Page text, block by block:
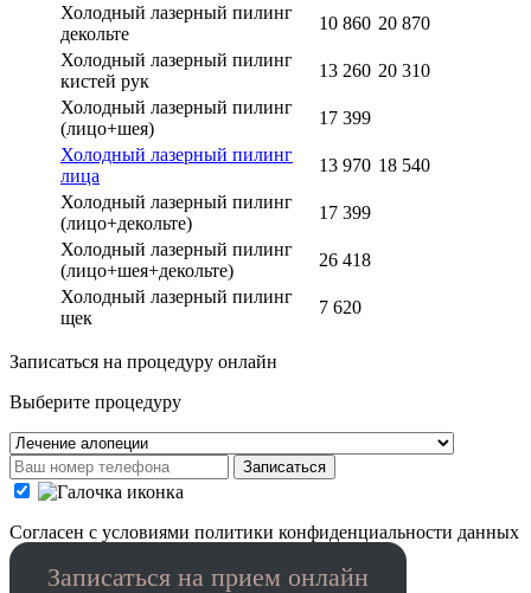
Холодный лазерный пилинг
декольте
10 860 20 870
Холодный лазерный пилинг
кистей рук
13 260 20 310
Холодный лазерный пилинг
(лицо+шея)
17 399
Холодный лазерный пилинг
лица
13 970 18 540
Холодный лазерный пилинг
(лицо+декольте)
17 399
Холодный лазерный пилинг
(лицо+шея+декольте)
26 418
Холодный лазерный пилинг
щек
7 620
Записаться на процедуру онлайн
Выберите процедуру
Записаться
Cогласен с условиями политики конфиденциальности данных
Записаться на прием онлайн